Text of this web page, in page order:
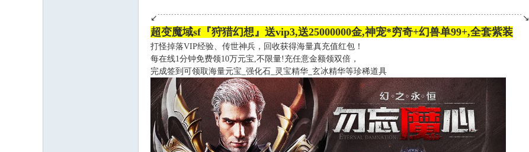
↙﹉﹉﹉﹉﹉﹉﹉﹉﹉﹉﹉﹉﹉﹉﹉﹉﹉﹉﹉﹉﹉﹉﹉﹉﹉﹉﹉﹉﹉﹉﹉﹉﹉﹉﹉﹉﹉﹉﹉﹉﹉﹉﹉﹉↘
超变魔域sf『狩猎幻想』送vip3,送25000000金,神宠*穷奇+幻兽单99+,全套紫装
打怪掉落VIP经验、传世神兵，回收获得海量真充值红包！
每在线1分钟免费领10万元宝,不限量!充任意金额领双倍，
完成签到可领取海量元宝_强化石_灵宝精华_玄冰精华等珍稀道具